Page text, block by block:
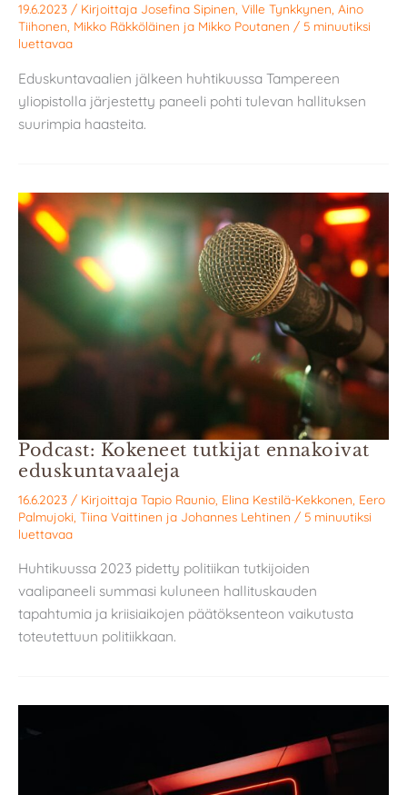
19.6.2023 / Kirjoittaja Josefina Sipinen Ville Tynkkynen Aino
Tiihonen Mikko Räkköläinen ja Mikko Poutanen / 5 minuutiksi
luettavaa
Eduskuntavaalien jälkeen huhtikuussa Tampereen
yliopistolla järjestetty paneeli pohti tulevan hallituksen
suurimpia haasteita.
Podcast: Kokeneet tutkijat ennakoivat
eduskuntavaaleja
16.6.2023 / Kirjoittaja Tapio Raunio Elina Kestilä-Kekkonen Eero
Palmujoki Tiina Vaittinen ja Johannes Lehtinen / 5 minuutiksi
luettavaa
Huhtikuussa 2023 pidetty politiikan tutkijoiden
vaalipaneeli summasi kuluneen hallituskauden
tapahtumia ja kriisiaikojen päätöksenteon vaikutusta
toteutettuun politiikkaan.